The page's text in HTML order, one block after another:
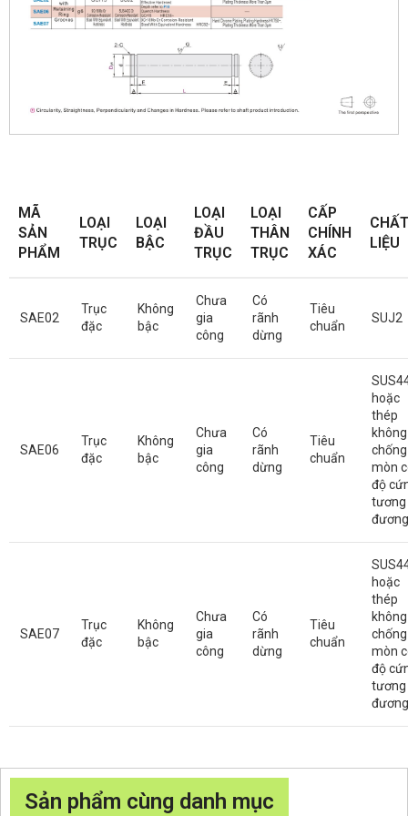
MÃ
SẢN
PHẨM
LOẠI
TRỤC
LOẠI
BẬC
LOẠI
ĐẦU
TRỤC
LOẠI
THÂN
TRỤC
CẤP
CHÍNH
XÁC
CHẤT
LIỆU
SAE02
Trục
đặc
Không
bậc
Chưa
gia
công
Có
rãnh
dừng
Tiêu
chuẩn
SUJ2
SAE06
Trục
đặc
Không
bậc
Chưa
gia
công
Có
rãnh
dừng
Tiêu
chuẩn
hoặc
thép
mòn
độ
tương
đương
SAE07
Trục
đặc
Không
bậc
Chưa
gia
công
Có
rãnh
dừng
Tiêu
chuẩn
hoặc
thép
mòn
độ
tương
đương
Sản phẩm cùng danh mục